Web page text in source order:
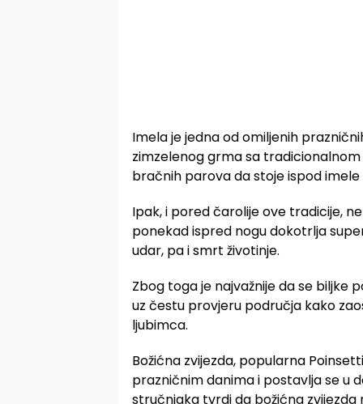
Imela je jedna od omiljenih
zimzelenog grma sa
bračnih parova da stoje ispod
Ipak, i pored čarolije ove tradicije,
ponekad ispred nogu dokotrlja
udar, pa i smrt životinje.
Zbog toga je najvažnije da se biljke
uz čestu provjeru područja kako
ljubimca.
Božićna zvijezda, popularna
prazničnim danima i postavlja se u
stručnjaka tvrdi da božićna